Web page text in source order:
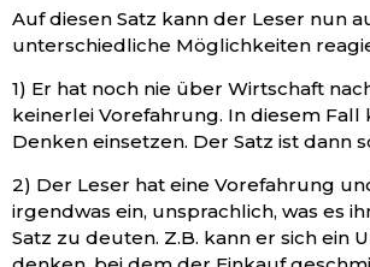
Auf diesen Satz kann der Leser nun
unterschiedliche Möglichkeiten
1) Er hat noch nie über Wirtschaft
keinerlei Vorefahrung. In diesem Fall
Denken einsetzen. Der Satz ist dann
2) Der Leser hat eine Vorefahrung
irgendwas ein, unsprachlich, was es
Satz zu deuten. Z.B. kann er sich ein